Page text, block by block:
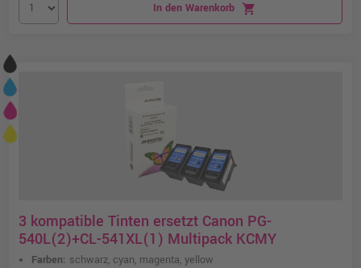
In den Warenkorb shopping_cart
3 kompatible Tinten ersetzt Canon PG-
540L(2)+CL-541XL(1) Multipack KCMY
Farben: schwarz, cyan, magenta, yellow